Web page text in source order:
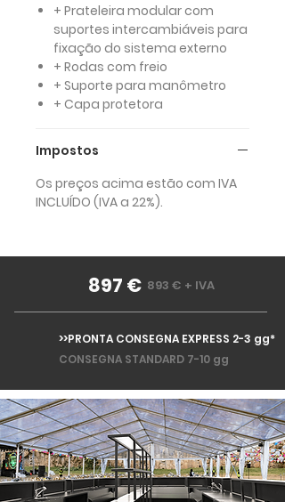
+ Prateleira modularcom
suportes intercambiáveis para
fixação do sistema externo
+ Rodas com freio
+ Suporte para manômetro
+ Capa protetora
Impostos
Os preços acima estão com IVA
INCLUÍDO (IVA a 22%).
897 € 893 € + IVA
>>PRONTA CONSEGNA EXPRESS 2-3 gg*
CONSEGNA STANDARD 7-10 gg